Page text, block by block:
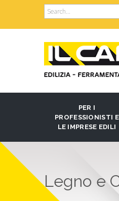
Search
for:
PER I
PROFESSIONISTI E
LE IMPRESE EDILI
Legno e